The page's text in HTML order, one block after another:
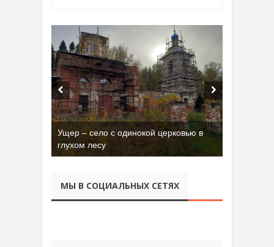
Бывшая танковая часть имени Сухэ-
Батора во Владимире
МЫ В СОЦИАЛЬНЫХ СЕТЯХ